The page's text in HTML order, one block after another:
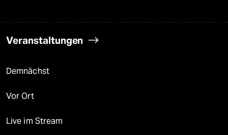
Veranstaltungen
Demnächst
Vor Ort
Live im Stream